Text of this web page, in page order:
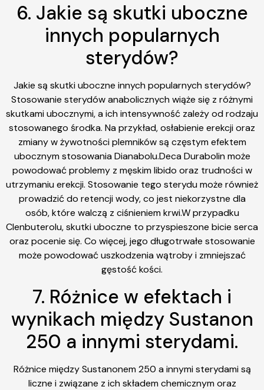
6. Jakie są skutki uboczne
innych popularnych
sterydów?
Jakie są skutki uboczne innych popularnych sterydów?
Stosowanie sterydów anabolicznych wiąże się z różnymi
skutkami ubocznymi, a ich intensywność zależy od rodzaju
stosowanego środka. Na przykład, osłabienie erekcji oraz
zmiany w żywotności plemników są częstym efektem
ubocznym stosowania Dianabolu.Deca Durabolin może
powodować problemy z męskim libido oraz trudności w
utrzymaniu erekcji. Stosowanie tego sterydu może również
prowadzić do retencji wody, co jest niekorzystne dla
osób, które walczą z ciśnieniem krwi.W przypadku
Clenbuterolu, skutki uboczne to przyspieszone bicie serca
oraz pocenie się. Co więcej, jego długotrwałe stosowanie
może powodować uszkodzenia wątroby i zmniejszać
gęstość kości.
7. Różnice w efektach i
wynikach między Sustanon
250 a innymi sterydami.
Różnice między Sustanonem 250 a innymi sterydami są
liczne i związane z ich składem chemicznym oraz